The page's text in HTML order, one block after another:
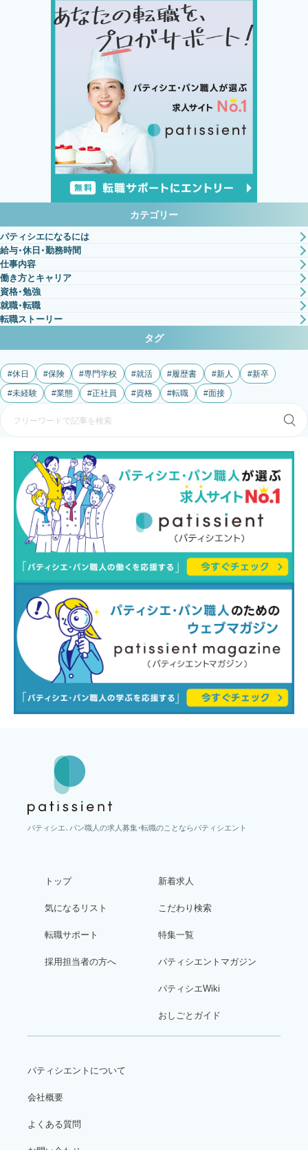
場探しをサポートしています。 転職支援サービスを詳
しく見る ＞ パティシエ求人を見てみる ＞ 松野 拓己
さん 24歳男性 職種：パティシエ 業態：パティスリー 仕
事がおもしろい！と思える職場に転職できました！ 転職
カテゴリー
パティシエになるには
給与・休日・勤務時間
仕事内容
働き方とキャリア
資格・勉強
就職・転職
転職ストーリー
タグ
休日 保険 専門学校 就活 履歴書 新人 新卒
未経験 業態 正社員 資格 転職 面接
パティシエ、パン職人の求人募集・転職のことならパティシエント
トップ
気になるリスト
転職サポート
採用担当者の方へ
新着求人
こだわり検索
特集一覧
パティシエントマガジン
パティシエWiki
おしごとガイド
パティシエントについて
会社概要
よくある質問